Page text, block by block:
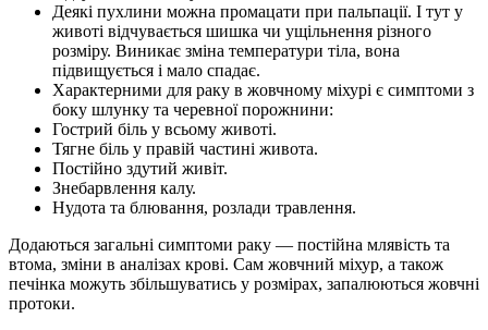
Деякі пухлини можна промацати при пальпації. І тут у
животі відчувається шишка чи ущільнення різного
розміру. Виникає зміна температури тіла, вона
підвищується і мало спадає.
Характерними для раку в жовчному міхурі є симптоми з
боку шлунку та черевної порожнини:
Гострий біль у всьому животі.
Тягне біль у правій частині живота.
Постійно здутий живіт.
Знебарвлення калу.
Нудота та блювання, розлади травлення.
Додаються загальні симптоми раку — постійна млявість та
втома, зміни в аналізах крові. Сам жовчний міхур, а також
печінка можуть збільшуватись у розмірах, запалюються жовчні
протоки.